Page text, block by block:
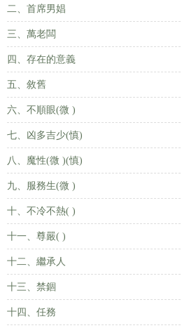
二、首席男娼
三、萬老闆
四、存在的意義
五、敘舊
六、不順眼(微 )
七、凶多吉少(慎)
八、魔性(微 )(慎)
九、服務生(微 )
十、不冷不熱( )
十一、尊嚴( )
十二、繼承人
十三、禁錮
十四、任務